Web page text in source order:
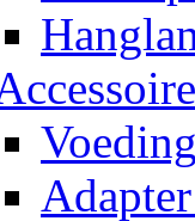
Voeding